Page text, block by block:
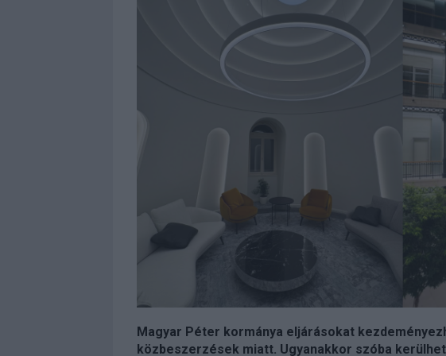
Magyar Péter kormánya eljárásokat
közbeszerzések miatt. Ugyanakkor szóba